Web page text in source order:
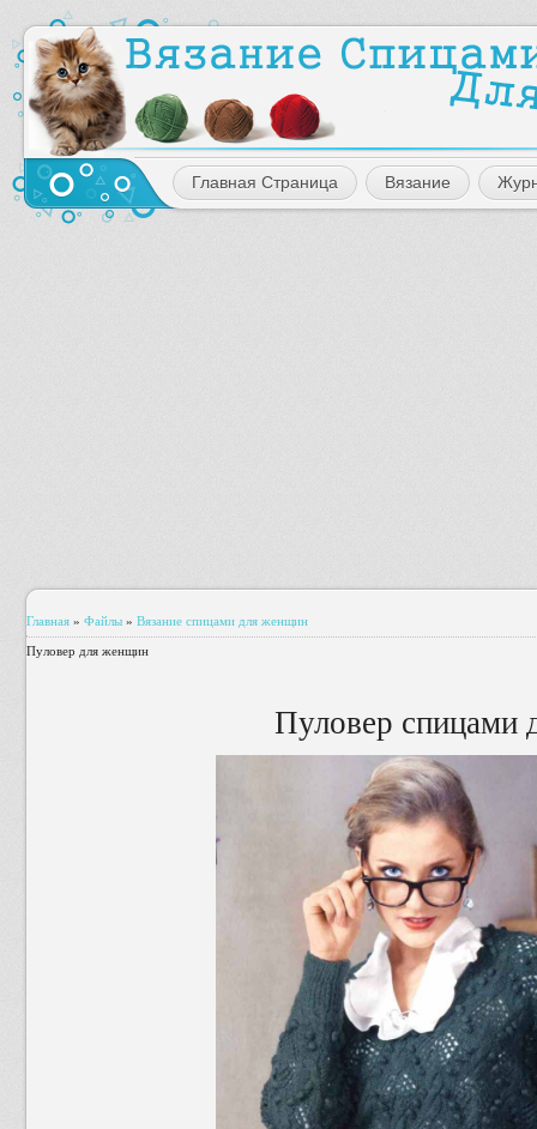
Главная Страница Вязание
Главная » Файлы » Вязание спицами для женщин
Пуловер для женщин
Пуловер спицами